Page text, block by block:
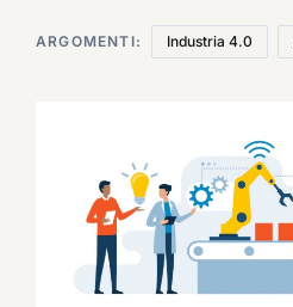
ARGOMENTI: Industria 4.0